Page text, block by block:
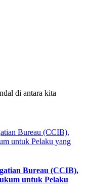
di antara kita
Bureau (CCIB),
untuk Pelaku